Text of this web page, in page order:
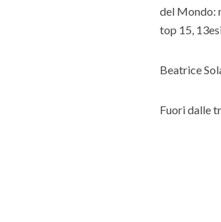
del Mondo:
top 15,
Beatrice
Fuori dalle